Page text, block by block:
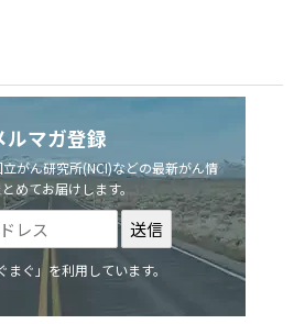
ルマガ登録
がん研究所(NCI)などの最新がん情
めてお届けします。
まぐ」を利用しています。